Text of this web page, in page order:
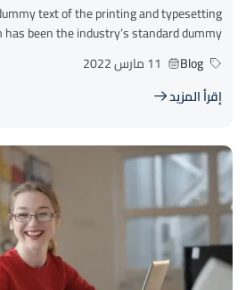
text of the printing and typesetting
been the industry’s standard dummy...
Blog
11 مارس 2022
إقرأ المزيد